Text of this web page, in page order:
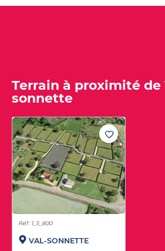
Terrain à proximité de
sonnette
Réf : 1_5_800
VAL-SONNETTE